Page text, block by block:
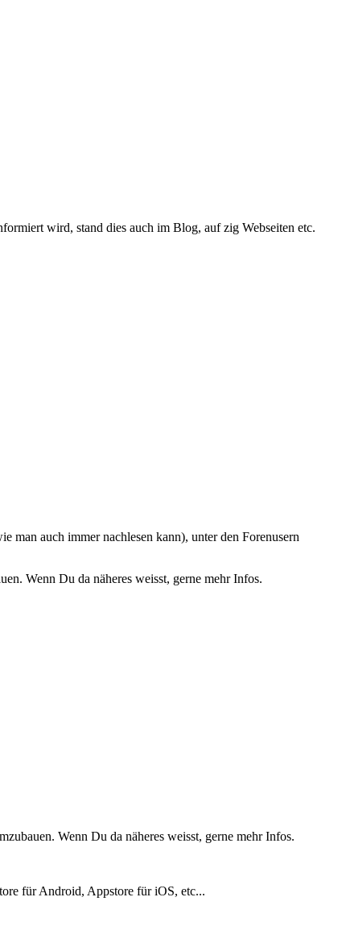
wird, stand dies auch im Blog, auf zig Webseiten etc.
man auch immer nachlesen kann), unter den Forenusern
Wenn Du da näheres weisst, gerne mehr Infos.
Wenn Du da näheres weisst, gerne mehr Infos.
für Android, Appstore für iOS, etc...